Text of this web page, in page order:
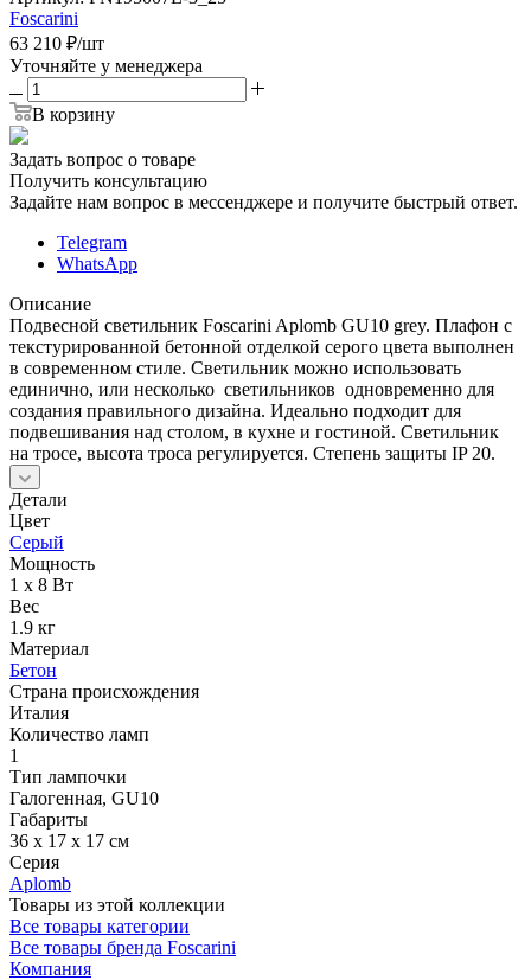
Foscarini
63 210 ₽/шт
Уточняйте у менеджера
В корзину
Задать вопрос о товаре
Получить консультацию
Задайте нам вопрос в мессенджере и получите быстрый ответ.
Telegram
WhatsApp
Описание
Подвесной светильник Foscarini Aplomb GU10 grey. Плафон с
текстурированной бетонной отделкой серого цвета выполнен
в современном стиле. Светильник можно использовать
единично, или несколько светильников одновременно для
создания правильного дизайна. Идеально подходит для
подвешивания над столом, в кухне и гостиной. Светильник
на тросе, высота троса регулируется. Степень защиты IP 20.
Детали
Цвет
Серый
Мощность
1 x 8 Вт
Вес
1.9 кг
Материал
Бетон
Страна происхождения
Италия
Количество ламп
1
Тип лампочки
Галогенная, GU10
Габариты
36 x 17 x 17 см
Серия
Aplomb
Товары из этой коллекции
Все товары категории
Все товары бренда Foscarini
Компания